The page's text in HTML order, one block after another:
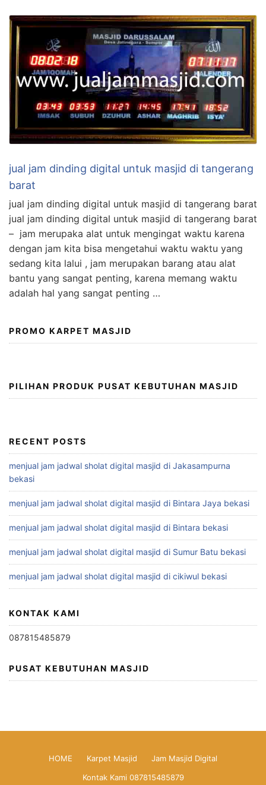
jual jam dinding digital untuk masjid di tangerang
barat
jual jam dinding digital untuk masjid di tangerang barat
jual jam dinding digital untuk masjid di tangerang barat
– jam merupaka alat untuk mengingat waktu karena
dengan jam kita bisa mengetahui waktu waktu yang
sedang kita lalui , jam merupakan barang atau alat
bantu yang sangat penting, karena memang waktu
adalah hal yang sangat penting …
PROMO KARPET MASJID
PILIHAN PRODUK PUSAT KEBUTUHAN MASJID
RECENT POSTS
menjual jam jadwal sholat digital masjid di Jakasampurna
bekasi
menjual jam jadwal sholat digital masjid di Bintara Jaya bekasi
menjual jam jadwal sholat digital masjid di Bintara bekasi
menjual jam jadwal sholat digital masjid di Sumur Batu bekasi
menjual jam jadwal sholat digital masjid di cikiwul bekasi
KONTAK KAMI
087815485879
PUSAT KEBUTUHAN MASJID
HOME Karpet Masjid
Jam Masjid Digital
Kontak Kami 087815485879